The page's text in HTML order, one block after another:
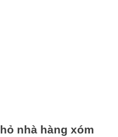
nhà hàng xóm